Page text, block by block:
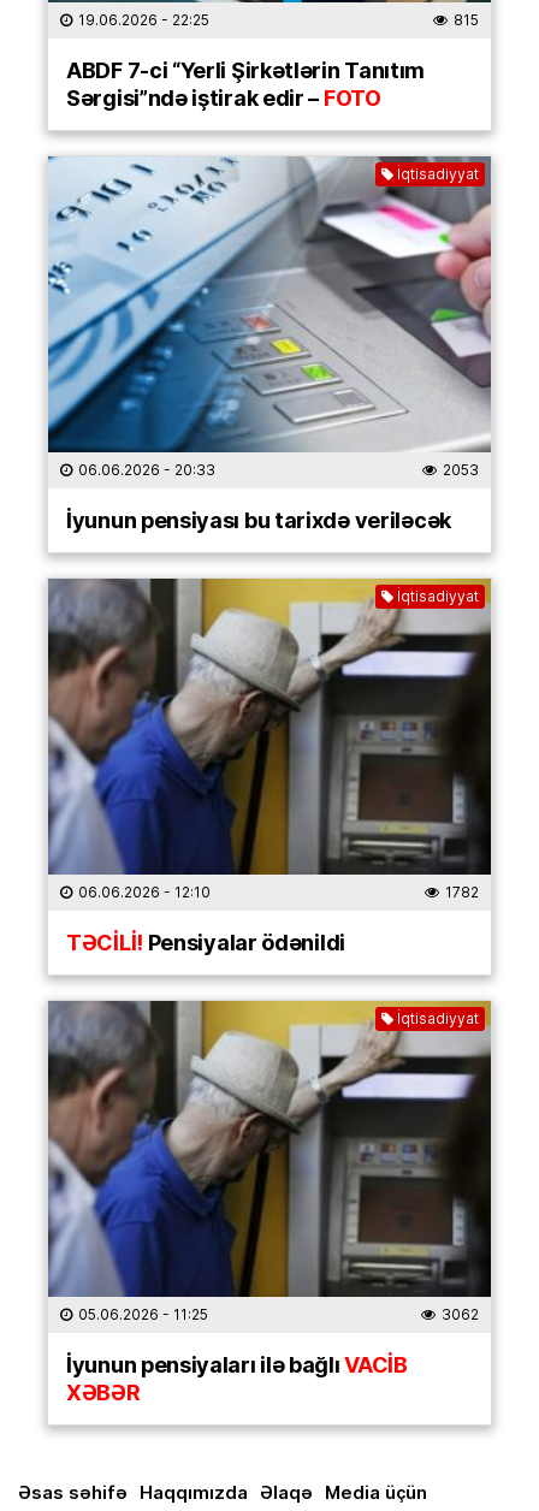
19.06.2026 - 22:25 815
ABDF 7-ci “Yerli Şirkətlərin Tanıtım
Sərgisi”ndə iştirak edir –FOTO
İqtisadiyyat
06.06.2026 - 20:33 2053
İyunun pensiyası bu tarixdə veriləcək
İqtisadiyyat
06.06.2026 - 12:10 1782
TƏCİLİ! Pensiyalar ödənildi
İqtisadiyyat
05.06.2026 - 11:25 3062
İyunun pensiyaları ilə bağlıVACİB
XƏBƏR
Əsas səhifə Haqqımızda Əlaqə Media üçün